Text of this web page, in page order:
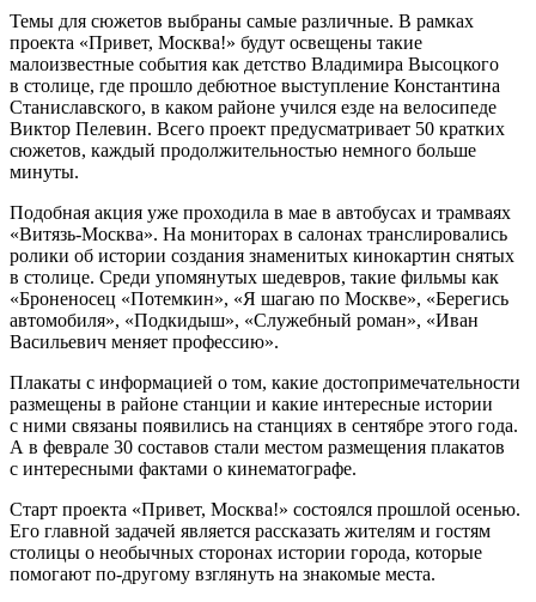
Темы для сюжетов выбраны самые различные. В рамках
проекта «Привет, Москва!» будут освещены такие
малоизвестные события как детство Владимира Высоцкого
в столице, где прошло дебютное выступление Константина
Станиславского, в каком районе учился езде на велосипеде
Виктор Пелевин. Всего проект предусматривает 50 кратких
сюжетов, каждый продолжительностью немного больше
минуты.
Подобная акция уже проходила в мае в автобусах и трамваях
«Витязь-Москва». На мониторах в салонах транслировались
ролики об истории создания знаменитых кинокартин снятых
в столице. Среди упомянутых шедевров, такие фильмы как
«Броненосец «Потемкин», «Я шагаю по Москве», «Берегись
автомобиля», «Подкидыш», «Служебный роман», «Иван
Васильевич меняет профессию».
Плакаты с информацией о том, какие достопримечательности
размещены в районе станции и какие интересные истории
с ними связаны появились на станциях в сентябре этого года.
А в феврале 30 составов стали местом размещения плакатов
с интересными фактами о кинематографе.
Старт проекта «Привет, Москва!» состоялся прошлой осенью.
Его главной задачей является рассказать жителям и гостям
столицы о необычных сторонах истории города, которые
помогают по-другому взглянуть на знакомые места.